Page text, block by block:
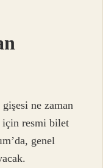
ne zaman
için resmi bilet
genel